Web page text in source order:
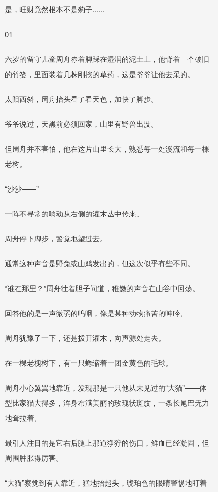
是，旺财竟然根本不是豹子......
01
六岁的留守儿童周舟赤着脚踩在湿润的泥土上，他背着一个破旧
的竹篓，里面装着几株刚挖的草药，这是爷爷让他去采的。
太阳西斜，周舟抬头看了看天色，加快了脚步。
爷爷说过，天黑前必须回家，山里有野兽出没。
但周舟并不害怕，他在这片山里长大，熟悉每一处溪流和每一棵
老树。
“沙沙——”
一阵不寻常的响动从右侧的灌木丛中传来。
周舟停下脚步，警觉地望过去。
通常这种声音是野兔或山鸡发出的，但这次似乎有些不同。
“谁在那里？”周舟壮着胆子问道，稚嫩的声音在山谷中回荡。
回答他的是一声微弱的呜咽，像是某种动物痛苦的呻吟。
周舟犹豫了一下，还是拨开灌木，向声源处走去。
在一棵老槐树下，有一只蜷缩着一团金黄色的毛球。
周舟小心翼翼地靠近，发现那是一只他从未见过的“大猫”——体
型比家猫大得多，浑身布满美丽的玫瑰状斑纹，一条长尾巴无力
地耷拉着。
最引人注目的是它右后腿上那道狰狞的伤口，鲜血已经凝固，但
周围肿胀得厉害。
“大猫”察觉到有人靠近，猛地抬起头，琥珀色的眼睛警惕地盯着